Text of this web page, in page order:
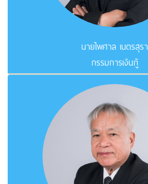
นายไพศาล เนตรสุรา
กรรมการเงินกู้